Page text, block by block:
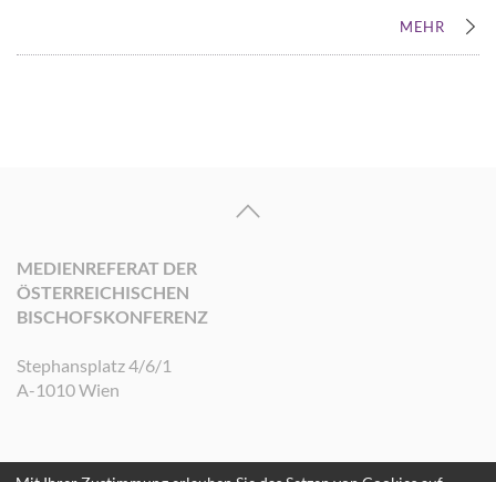
MEHR
MEDIENREFERAT DER
ÖSTERREICHISCHEN
BISCHOFSKONFERENZ
Stephansplatz 4/6/1
A-1010 Wien